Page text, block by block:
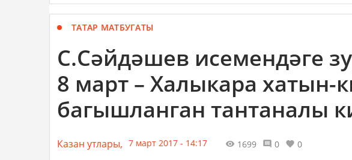
ТАТАР МАТБУГАТЫ
С.Сәйдәшев исемендәге
8 март – Халыкара хатын-
багышланган тантаналы
Казан утлары, 7 март 2017 - 14:17 1699 0 0